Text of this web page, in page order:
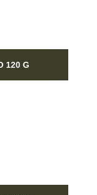
120 G